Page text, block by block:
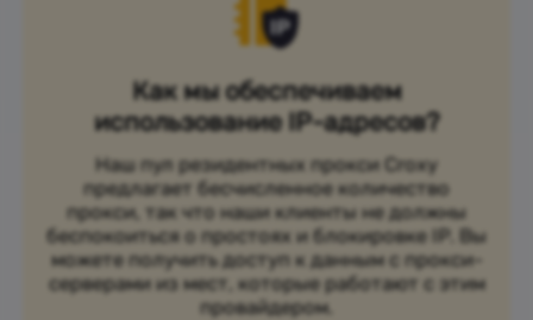
Как мы обеспечиваем
использование IP-адресов?
Наш пул резидентных прокси Croxy
предлагает бесчисленное количество
прокси, так что наши клиенты не должны
беспокоиться о простоях и блокировке IP. Вы
можете получить доступ к данным с прокси-
серверами из мест, которые работают с этим
провайдером.